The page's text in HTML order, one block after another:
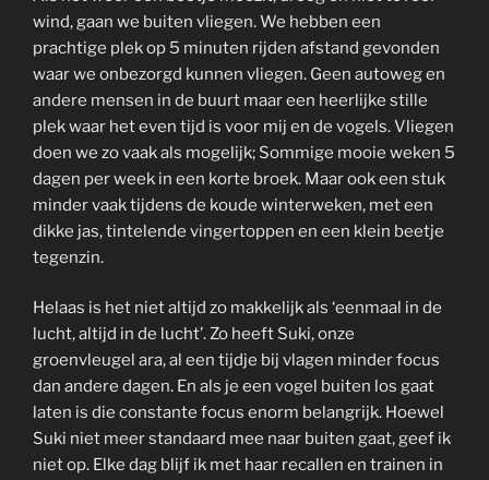
wind, gaan we buiten vliegen. We hebben een
prachtige plek op 5 minuten rijden afstand gevonden
waar we onbezorgd kunnen vliegen. Geen autoweg en
andere mensen in de buurt maar een heerlijke stille
plek waar het even tijd is voor mij en de vogels. Vliegen
doen we zo vaak als mogelijk; Sommige mooie weken 5
dagen per week in een korte broek. Maar ook een stuk
minder vaak tijdens de koude winterweken, met een
dikke jas, tintelende vingertoppen en een klein beetje
tegenzin.
Helaas is het niet altijd zo makkelijk als ‘eenmaal in de
lucht, altijd in de lucht’. Zo heeft Suki, onze
groenvleugel ara, al een tijdje bij vlagen minder focus
dan andere dagen. En als je een vogel buiten los gaat
laten is die constante focus enorm belangrijk. Hoewel
Suki niet meer standaard mee naar buiten gaat, geef ik
niet op. Elke dag blijf ik met haar recallen en trainen in